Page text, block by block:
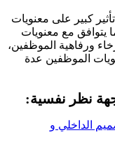
على معنويات
مع معنويات
الموظفين،
عدة
نفسية: